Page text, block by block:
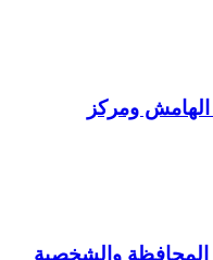
الهامش ومركز
المحافظة والشخصية